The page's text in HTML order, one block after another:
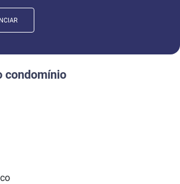
condomínio